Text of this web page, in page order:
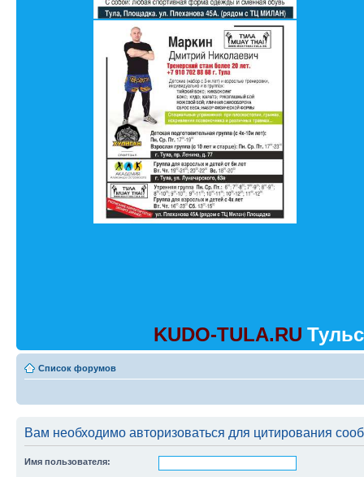
KUDO-TULA.RU
Список форумов
Вам необходимо авторизоваться для цитирования
Имя пользователя: